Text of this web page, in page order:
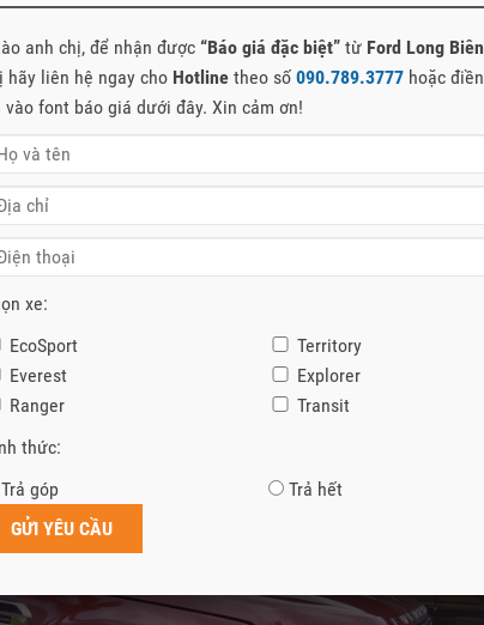
GIÁ NIÊM
4×4 MT
4×2 MT
4×2 AT
4×4 AT
2.0L 4×4 AT
2.0L
quan tâm đến dòng xe
xác đúng thời điểm quý vị quan tâm.
anh chị, để nhận được “Báo giá đặc biệt” từ Ford Long Biên
hãy liên hệ ngay cho Hotline theo số 090.789.3777 hoặc
vào font báo giá dưới đây. Xin cảm ơn!
xe:
EcoSport
Territory
Everest
Explorer
Ranger
Transit
thức:
Trả góp
Trả hết